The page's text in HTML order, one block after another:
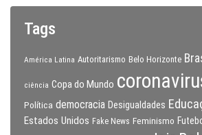
Tags
América Latina Autoritarismo Belo Horizonte
ciência Copa do Mundo
Política democracia Desigualdades
Estados Unidos Fake News Feminismo